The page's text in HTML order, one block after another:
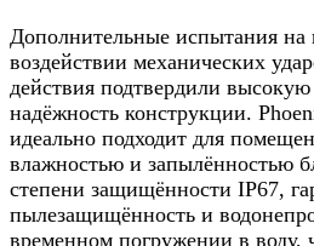
Дополнительные испытания на
воздействии механических
действия подтвердили
надёжность конструкции.
идеально подходит для
влажностью и запылённостью
степени защищённости IP67,
пылезащищённость и
временном погружении в воду,